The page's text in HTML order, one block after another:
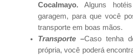
Cocalmayo. Alguns
garagem, para que você
transporte em boas mãos.
Transporte –Caso tenha
própria, você poderá